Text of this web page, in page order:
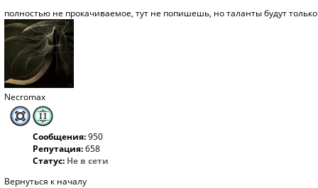
полностью не прокачиваемое, тут не попишешь, но таланты будут
Necromax
Сообщения:950
Репутация:658
Статус: Не в сети
Вернуться к началу